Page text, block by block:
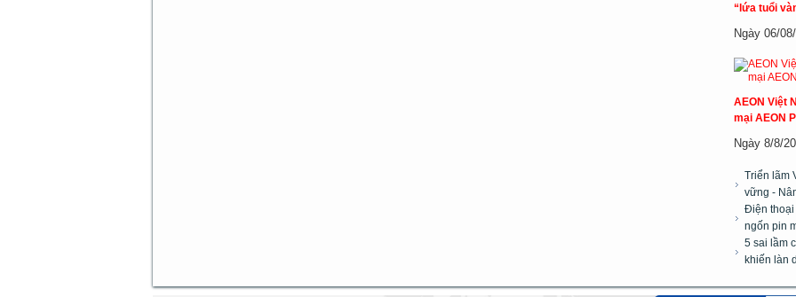
“lứa tuổi
Ngày 06/
AEON Việt
mại AEON
Ngày 8/8/
Triển lãm
vững -
Điện thoại
ngốn pin
5 sai lầm
khiến làn